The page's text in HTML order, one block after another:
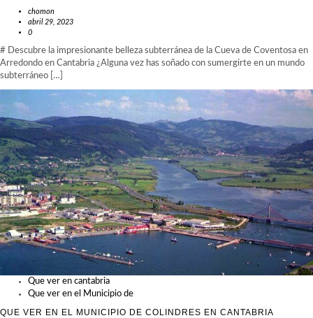
chomon
abril 29, 2023
0
# Descubre la impresionante belleza subterránea de la Cueva de Coventosa en
Arredondo en Cantabria ¿Alguna vez has soñado con sumergirte en un mundo
subterráneo […]
Que ver en cantabria
Que ver en el Municipio de
QUE VER EN EL MUNICIPIO DE COLINDRES EN CANTABRIA